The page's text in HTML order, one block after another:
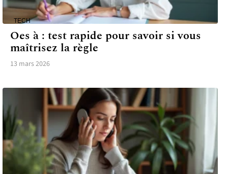
TECH
Oes à : test rapide pour savoir si vous
maîtrisez la règle
13 mars 2026